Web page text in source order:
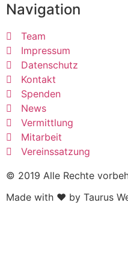
Navigation
Team
Impressum
Datenschutz
Kontakt
Spenden
News
Vermittlung
Mitarbeit
Vereinssatzung
© 2019 Alle Rechte
Made with ❤ by Taurus